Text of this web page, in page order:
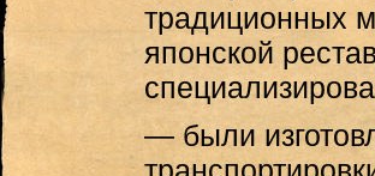
традиционных
японской
— были